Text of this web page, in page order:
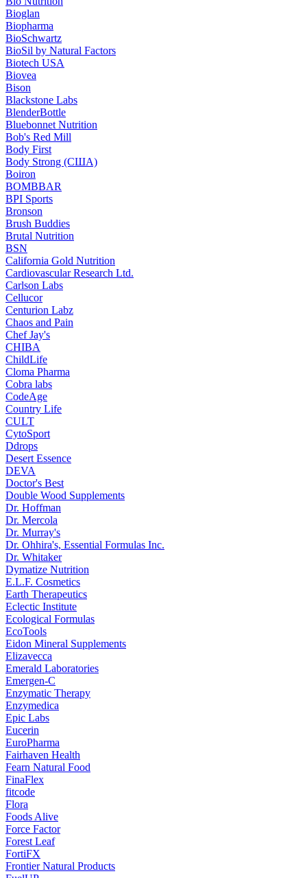
Bioglan
Biopharma
BioSchwartz
BioSil by Natural Factors
Biotech USA
Biovea
Bison
Blackstone Labs
BlenderBottle
Bluebonnet Nutrition
Bob's Red Mill
Body First
Body Strong (США)
Boiron
BOMBBAR
BPI Sports
Bronson
Brush Buddies
Brutal Nutrition
BSN
California Gold Nutrition
Cardiovascular Research Ltd.
Carlson Labs
Cellucor
Centurion Labz
Chaos and Pain
Chef Jay's
CHIBA
ChildLife
Cloma Pharma
Cobra labs
CodeAge
Country Life
CULT
CytoSport
Ddrops
Desert Essence
DEVA
Doctor's Best
Double Wood Supplements
Dr. Hoffman
Dr. Mercola
Dr. Murray's
Dr. Ohhira's, Essential Formulas Inc.
Dr. Whitaker
Dymatize Nutrition
E.L.F. Cosmetics
Earth Therapeutics
Eclectic Institute
Ecological Formulas
EcoTools
Eidon Mineral Supplements
Elizavecca
Emerald Laboratories
Emergen-C
Enzymatic Therapy
Enzymedica
Epic Labs
Eucerin
EuroPharma
Fairhaven Health
Fearn Natural Food
FinaFlex
fitcode
Flora
Foods Alive
Force Factor
Forest Leaf
FortiFX
Frontier Natural Products